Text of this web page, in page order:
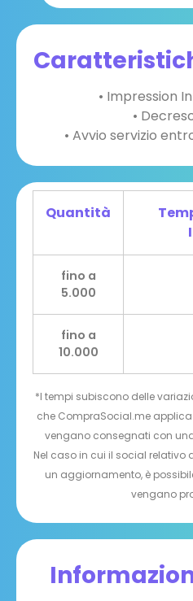
• Impression
•
• Avvio servizio
Quantità
fino a
5.000
fino a
10.000
*I tempi subiscono delle
che CompraSocial.me
vengano consegnati con
Nel caso in cui il social relativo
un aggiornamento, è
vengano